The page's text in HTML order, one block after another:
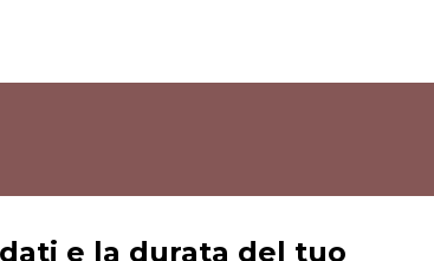
e la durata del tuo